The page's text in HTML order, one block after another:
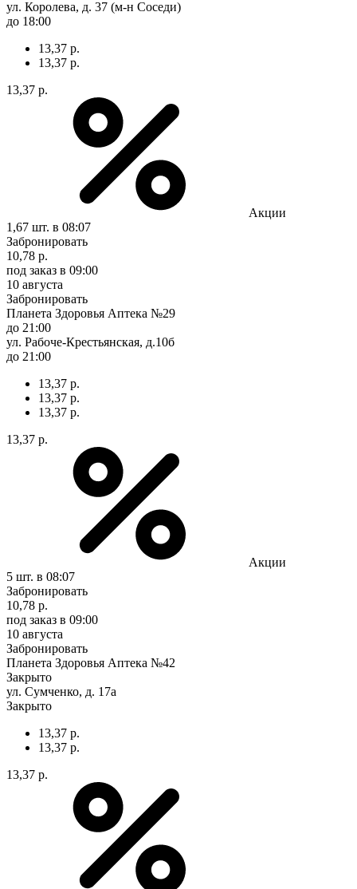
ул. Королева, д. 37 (м-н Соседи)
до 18:00
13,37 р.
13,37 р.
13,37 р.
Акции
1,67 шт. в 08:07
Забронировать
10,78 р.
под заказ в 09:00
10 августа
Забронировать
Планета Здоровья Аптека №29
до 21:00
ул. Рабоче-Крестьянская, д.10б
до 21:00
13,37 р.
13,37 р.
13,37 р.
13,37 р.
Акции
5 шт. в 08:07
Забронировать
10,78 р.
под заказ в 09:00
10 августа
Забронировать
Планета Здоровья Аптека №42
Закрыто
ул. Сумченко, д. 17а
Закрыто
13,37 р.
13,37 р.
13,37 р.